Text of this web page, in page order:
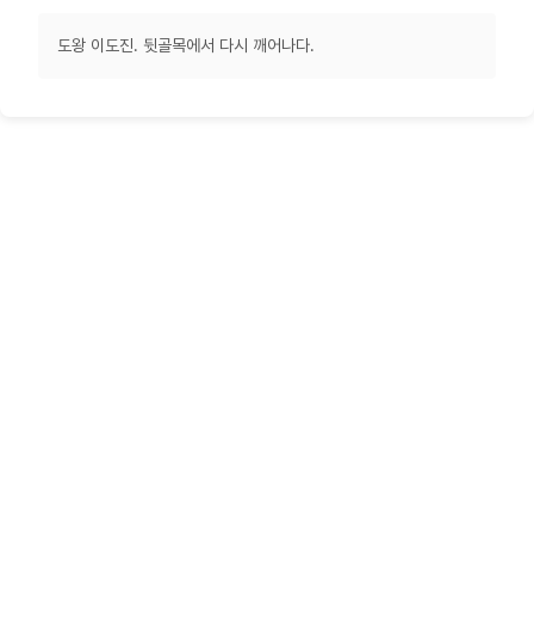
도왕 이도진. 뒷골목에서 다시 깨어나다.